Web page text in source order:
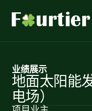
业绩展示
地面太阳能
电场）